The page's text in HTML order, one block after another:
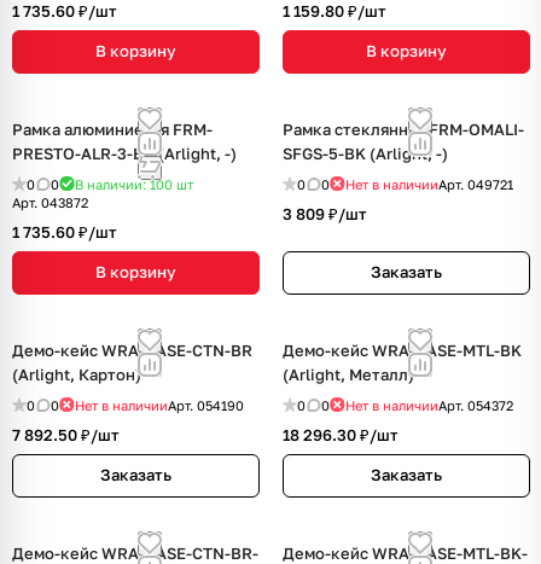
1 735.60 ₽/шт
В корзину
1 159.80 ₽/шт
В корзину
Рамка алюминиевая FRM-
PRESTO-ALR-3-BK (Arlight, -)
0 0 В наличии: 100 шт
Арт. 043872
1 735.60 ₽/шт
В корзину
Рамка стеклянная FRM-OMALI-
SFGS-5-BK (Arlight, -)
0 0 Нет в наличииАрт. 049721
3 809 ₽/шт
Заказать
Демо-кейс WRA-CASE-CTN-BR
(Arlight, Картон)
0 0 Нет в наличииАрт. 054190
7 892.50 ₽/шт
Заказать
Демо-кейс WRA-CASE-MTL-BK
(Arlight, Металл)
0 0 Нет в наличииАрт. 054372
18 296.30 ₽/шт
Заказать
Демо-кейс WRA-CASE-CTN-BR-
Демо-кейс WRA-CASE-MTL-BK-